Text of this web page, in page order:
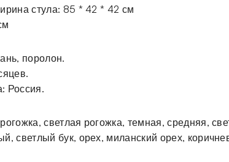
стула: 85 * 42 * 42 см
поролон.
Россия.
светлая рогожка, темная, средняя,
светлый бук, орех, миланский орех,